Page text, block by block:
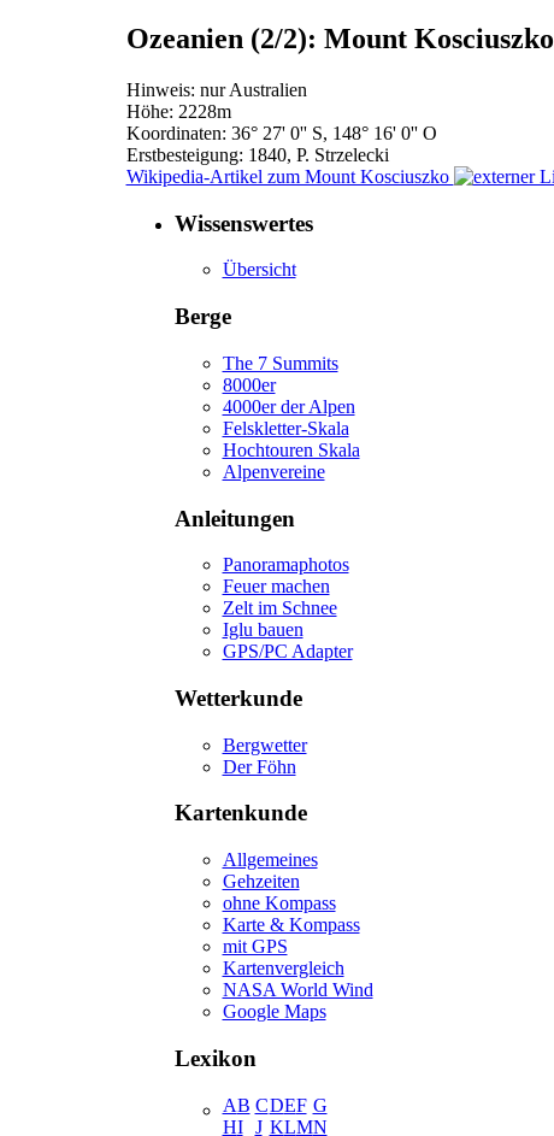
Ozeanien (2/2): Mount Kosciuszko
Hinweis: nur Australien
Höhe: 2228m
Koordinaten: 36° 27' 0'' S, 148° 16' 0'' O
Erstbesteigung: 1840, P. Strzelecki
Wikipedia-Artikel zum Mount Kosciuszko
Wissenswertes
Übersicht
Berge
The 7 Summits
8000er
4000er der Alpen
Felskletter-Skala
Hochtouren Skala
Alpenvereine
Anleitungen
Panoramaphotos
Feuer machen
Zelt im Schnee
Iglu bauen
GPS/PC Adapter
Wetterkunde
Bergwetter
Der Föhn
Kartenkunde
Allgemeines
Gehzeiten
ohne Kompass
Karte & Kompass
mit GPS
Kartenvergleich
NASA World Wind
Google Maps
Lexikon
AB CDEF G
HI J KLMN